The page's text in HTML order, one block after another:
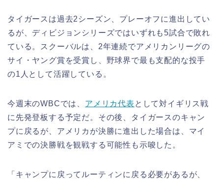
タイガースは過去2シーズン、プレーオフに進出してい
るが、ディビジョンシリーズではいずれも5試合で敗れ
ている。スクーバルは、2年連続でアメリカンリーグの
サイ・ヤング賞を受賞し、野球界で最も支配的な投手
の1人として活躍している。
今週末のWBCでは、 アメリカ代表 として対イギリス戦
に先発登板する予定だ。その後、タイガースのキャン
プに戻るが、アメリカが決勝に進出した場合は、マイ
アミでの決勝戦を観戦する可能性も示唆した。
「キャンプに戻ってルーティンに戻る必要があるが、